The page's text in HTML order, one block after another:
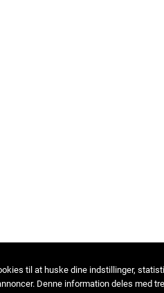
til at huske dine indstillinger,
Denne information deles med